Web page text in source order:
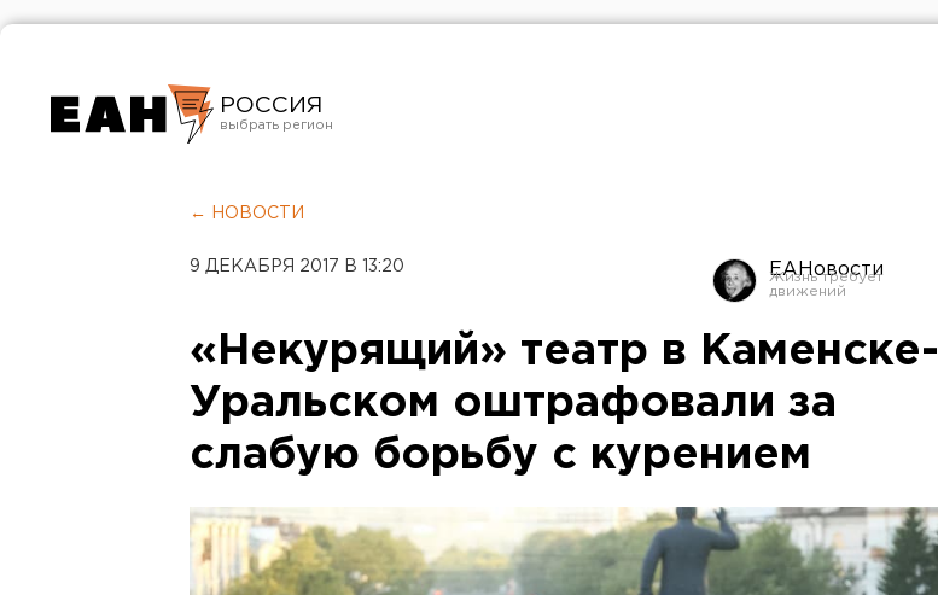
РОССИЯ
Челябинск
← НОВОСТИ
9 ДЕКАБРЯ 2017 В 13:20 ЕАНовости
«Некурящий» театр в Каменске-
Уральском оштрафовали за
слабую борьбу с курением